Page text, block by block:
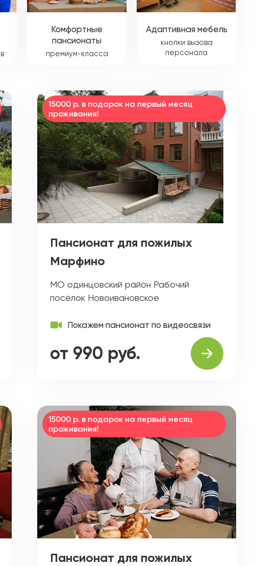
Комфортные
пансионаты
премиум-класса
Адаптивная мебель
кнопки вызова
персонала
15000 р. в подарок на первый месяц
проживания!
Пансионат для пожилых
Марфино
МО одинцовский район Рабочий
посёлок Новоивановское
Покажем пансионат по видеосвязи
от 990 руб.
15000 р. в подарок на первый месяц
проживания!
Пансионат для пожилых